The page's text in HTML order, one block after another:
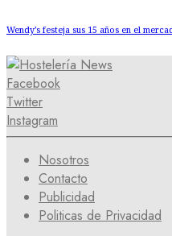
Wendy’s festeja sus 15 años en el
Facebook
Twitter
Instagram
Nosotros
Contacto
Publicidad
Politicas de Privacidad